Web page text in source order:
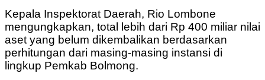
Kepala Inspektorat Daerah, Rio Lombone
mengungkapkan, total lebih dari Rp 400 miliar nilai
aset yang belum dikembalikan berdasarkan
perhitungan dari masing-masing instansi di
lingkup Pemkab Bolmong.